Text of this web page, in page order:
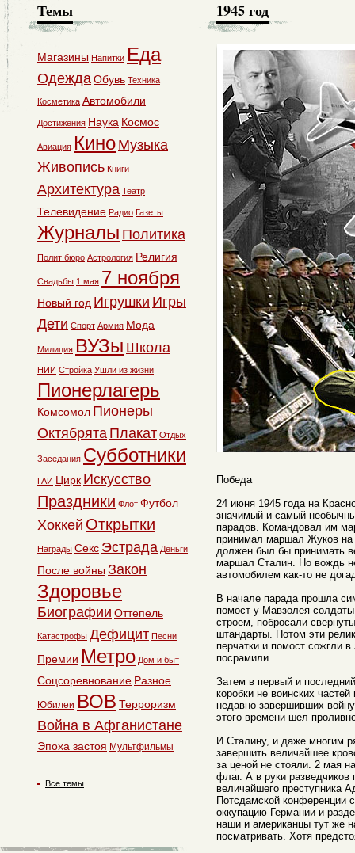
1945 год
Победа
24 июня 1945 года на
значимый и самый
парадов. Командовал им
принимал маршал Жуков
должен был бы принимать
маршал Сталин. Но вождь
автомобилем как-то не
В начале парада прошла
помост у Мавзолея
строем, побросали
штандарты. Потом эти
перчатки и помост сожгли
посрамили.
Затем в первый и
коробки не воинских
недавно завершивших
этого времени шел
И Сталину, и даже многим
завершить величайшее
за ценой не стояли. 2 мая
флаг. А в руки разведчиков
величайшего преступника
Потсдамской конференции
оккупацию Германии и
наши и американцы тут же
посматривать. Хотя
Темы
Магазины Напитки Еда
ОдеждаОбувь Техника
Косметика Автомобили
Достижения Наука Космос
Авиация Кино Музыка
Живопись Книги
Архитектура Театр
Телевидение Радио Газеты
Журналы Политика
Полит бюро Астрология Религия
Свадьбы 1 мая 7 ноября
Новый год Игрушки Игры
Дети Спорт Армия Мода
Милиция ВУЗы Школа
НИИ Стройка Ушли из жизни
Пионерлагерь
Комсомол Пионеры
Октябрята Плакат Отдых
Заседания Субботники
ГАИ Цирк Искусство
Праздники Флот Футбол
Хоккей Открытки
Награды Секс Эстрада Деньги
После войны Закон
Здоровье
Биографии Оттепель
Катастрофы Дефицит Песни
Премии Метро Дом и быт
Соцсоревнование Разное
Юбилеи ВОВ Терроризм
Война в Афганистане
Эпоха застоя Мультфильмы
Все темы